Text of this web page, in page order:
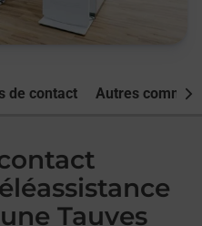
de contact Autres
Tauves